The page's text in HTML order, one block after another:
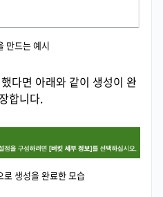
만드는 예시
다면 아래와 같이 생성이 완
합니다.
로 생성을 완료한 모습